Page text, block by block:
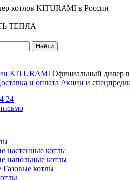
котлов KITURAMI в России
ТЕПЛА
Найти
Официальный дилер в
и оплата Акции и
24
настенные котлы
напольные котлы
Газовые котлы